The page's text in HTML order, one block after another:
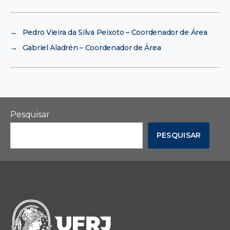
←
Pedro Vieira da Silva Peixoto – Coordenador de Área
→
Gabriel Aladrén – Coordenador de Área
Pesquisar
PESQUISAR